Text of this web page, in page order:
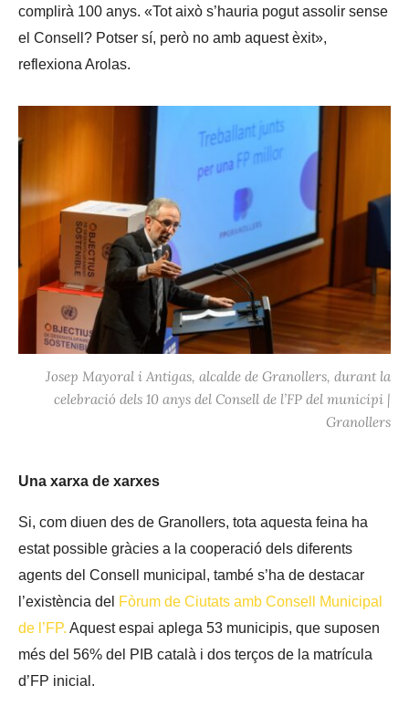
complirà 100 anys. «Tot això s’hauria pogut assolir sense
el Consell? Potser sí, però no amb aquest èxit»,
reflexiona Arolas.
Josep Mayoral i Antigas, alcalde de Granollers, durant la
celebració dels 10 anys del Consell de l’FP del municipi |
Granollers
Una xarxa de xarxes
Si, com diuen des de Granollers, tota aquesta feina ha
estat possible gràcies a la cooperació dels diferents
agents del Consell municipal, també s’ha de destacar
l’existència del Fòrum de Ciutats amb Consell Municipal
de l’FP. Aquest espai aplega 53 municipis, que suposen
més del 56% del PIB català i dos terços de la matrícula
d’FP inicial.